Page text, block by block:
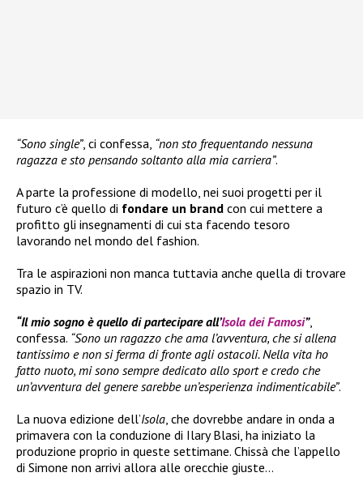
“Sono single”, ci confessa, “non sto frequentando nessuna
ragazza e sto pensando soltanto alla mia carriera”.
A parte la professione di modello, nei suoi progetti per il
futuro c’è quello di fondare un brand con cui mettere a
profitto gli insegnamenti di cui sta facendo tesoro
lavorando nel mondo del fashion.
Tra le aspirazioni non manca tuttavia anche quella di trovare
spazio in TV.
“Il mio sogno è quello di partecipare all’Isola dei Famosi”,
confessa. “Sono un ragazzo che ama l’avventura, che si allena
tantissimo e non si ferma di fronte agli ostacoli. Nella vita ho
fatto nuoto, mi sono sempre dedicato allo sport e credo che
un’avventura del genere sarebbe un’esperienza indimenticabile”.
La nuova edizione dell’Isola, che dovrebbe andare in onda a
primavera con la conduzione di Ilary Blasi, ha iniziato la
produzione proprio in queste settimane. Chissà che l’appello
di Simone non arrivi allora alle orecchie giuste…